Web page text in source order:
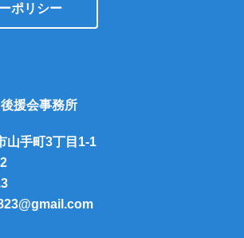
ポリシー
援会事務所
山手町3丁目1-1